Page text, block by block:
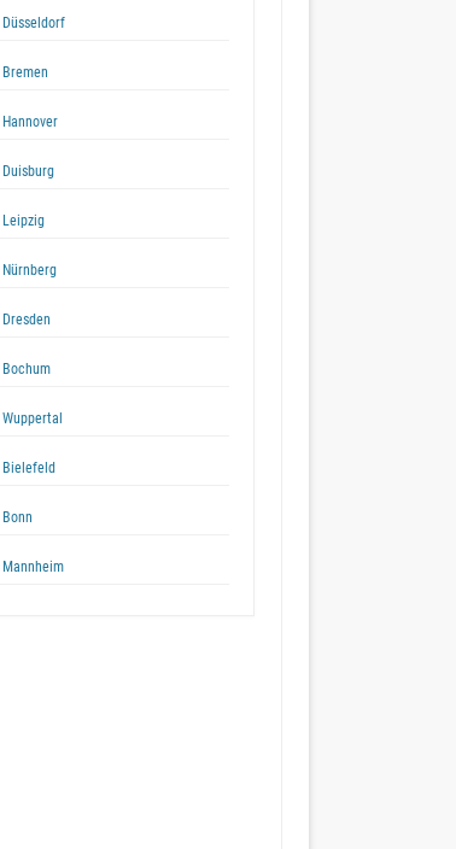
Düsseldorf
Bremen
Hannover
Duisburg
Leipzig
Nürnberg
Dresden
Bochum
Wuppertal
Bielefeld
Bonn
Mannheim